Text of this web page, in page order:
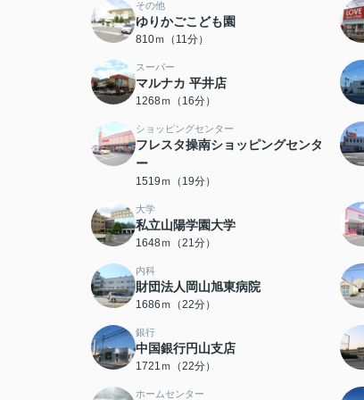
その他
ゆりかごこども園
810ｍ（11分）
スーパー
マルナカ 平井店
1268ｍ（16分）
ショッピングセンター
フレスタ操南ショッピングセンタ
ー
1519ｍ（19分）
大学
私立山陽学園大学
1648ｍ（21分）
内科
財団法人岡山旭東病院
1686ｍ（22分）
銀行
中国銀行円山支店
1721ｍ（22分）
ホームセンター